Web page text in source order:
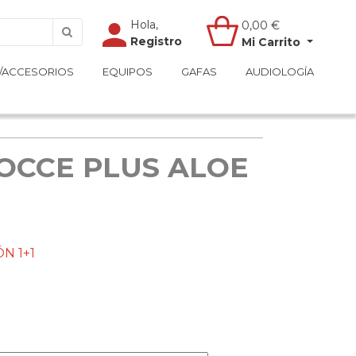
Hola,
Registro
0,00 €
Mi Carrito
EQUIPOS GAFAS AUDIOLOGÍA
Hola,
Registro
0,00 €
Mi Carrito
EQUIPOS GAFAS AUDIOLOGÍA
PLUS ALOE
1+1